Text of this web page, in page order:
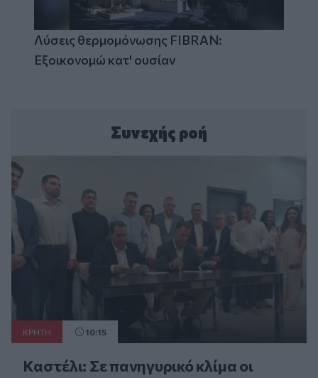
Λύσεις θερμομόνωσης FIBRAN:
Εξοικονομώ κατ' ουσίαν
Συνεχής ροή
ΚΡΗΤΗ 10:15
Καστέλι: Σε πανηγυρικό κλίμα οι